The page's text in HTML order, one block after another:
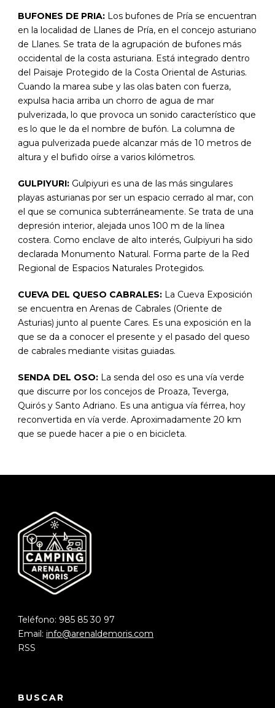
BUFONES DE PRIA: Los bufones de Pría se encuentran
en la localidad de Llanes de Pría, en el concejo asturiano
de Llanes. Se trata de la agrupación de bufones más
occidental de la costa asturiana. Está integrado dentro
del Paisaje Protegido de la Costa Oriental de Asturias.
Cuando la marea sube y las olas baten con fuerza,
expulsa hacia arriba un chorro de agua de mar
pulverizada, lo que provoca un sonido característico que
es lo que le da el nombre de bufón. La columna de
agua pulverizada puede alcanzar más de 10 metros de
altura y el bufido oírse a varios kilómetros.
GULPIYURI: Gulpiyuri es una de las más singulares
playas asturianas por ser un espacio cerrado al mar, con
el que se comunica subterráneamente. Se trata de una
depresión interior, alejada unos 100 m de la línea
costera. Como enclave de alto interés, Gulpiyuri ha sido
declarada Monumento Natural. Forma parte de la Red
Regional de Espacios Naturales Protegidos.
CUEVA DEL QUESO CABRALES: La Cueva Exposición
se encuentra en Arenas de Cabrales (Oriente de
Asturias) junto al puente Cares. Es una exposición en la
que se da a conocer el presente y el pasado del queso
de cabrales mediante visitas guiadas.
SENDA DEL OSO: La senda del oso es una vía verde
que discurre por los concejos de Proaza, Teverga,
Quirós y Santo Adriano. Es una antigua vía férrea, hoy
reconvertida en vía verde. Aproximadamente 20 km
que se puede hacer a pie o en bicicleta.
Teléfono: 985 85 30 97
Email: info@arenaldemoris.com
RSS
BUSCAR